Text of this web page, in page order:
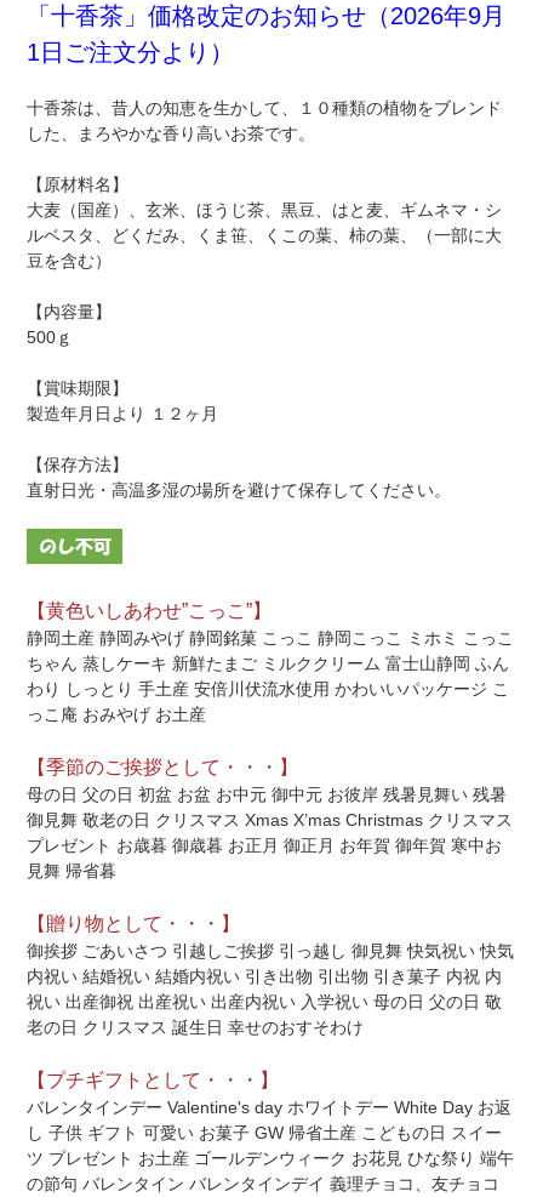
「十香茶」価格改定のお知らせ（2026年9月
1日ご注文分より）
十香茶は、昔人の知恵を生かして、１０種類の植物をブレンド
した、まろやかな香り高いお茶です。
【原材料名】
大麦（国産）、玄米、ほうじ茶、黒豆、はと麦、ギムネマ・シ
ルベスタ、どくだみ、くま笹、くこの葉、柿の葉、（一部に大
豆を含む）
【内容量】
500ｇ
【賞味期限】
製造年月日より １２ヶ月
【保存方法】
直射日光・高温多湿の場所を避けて保存してください。
【黄色いしあわせ”こっこ”】
静岡土産 静岡みやげ 静岡銘菓 こっこ 静岡こっこ ミホミ こっこ
ちゃん 蒸しケーキ 新鮮たまご ミルククリーム 富士山静岡 ふん
わり しっとり 手土産 安倍川伏流水使用 かわいいパッケージ こ
っこ庵 おみやげ お土産
【季節のご挨拶として・・・】
母の日 父の日 初盆 お盆 お中元 御中元 お彼岸 残暑見舞い 残暑
御見舞 敬老の日 クリスマス Xmas X’mas Christmas クリスマス
プレゼント お歳暮 御歳暮 お正月 御正月 お年賀 御年賀 寒中お
見舞 帰省暮
【贈り物として・・・】
御挨拶 ごあいさつ 引越しご挨拶 引っ越し 御見舞 快気祝い 快気
内祝い 結婚祝い 結婚内祝い 引き出物 引出物 引き菓子 内祝 内
祝い 出産御祝 出産祝い 出産内祝い 入学祝い 母の日 父の日 敬
老の日 クリスマス 誕生日 幸せのおすそわけ
【プチギフトとして・・・】
バレンタインデー Valentine's day ホワイトデー White Day お返
し 子供 ギフト 可愛い お菓子 GW 帰省土産 こどもの日 スイー
ツ プレゼント お土産 ゴールデンウィーク お花見 ひな祭り 端午
の節句 バレンタイン バレンタインデイ 義理チョコ、友チョコ